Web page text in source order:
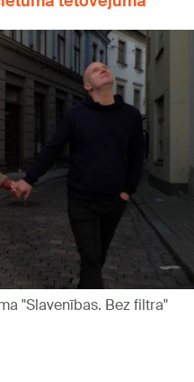
"Slavenības. Bez filtra"